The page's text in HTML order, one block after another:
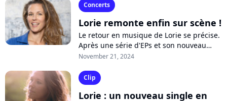
Concerts
Lorie remonte enfin sur scène !
Le retour en musique de Lorie se précise.
Après une série d'EPs et son nouveau
single "20 ans x2", la chanteuse fait une
November 21, 2024
Clip
Lorie : un nouveau single en